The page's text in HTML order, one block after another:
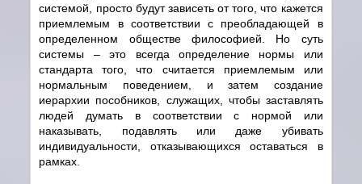
системой, просто будут зависеть от того, что кажется
приемлемым в соответствии с преобладающей в
определенном обществе философией. Но суть
системы – это всегда определение нормы или
стандарта того, что считается приемлемым или
нормальным поведением, и затем создание
иерархии пособников, служащих, чтобы заставлять
людей думать в соответствии с нормой или
наказывать, подавлять или даже убивать
индивидуальности, отказывающихся оставаться в
рамках.